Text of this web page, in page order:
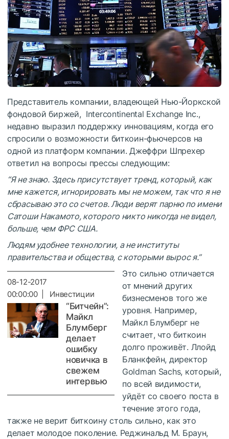
Представитель компании, владеющей Нью-Йоркской
фондовой биржей, Intercontinental Exchange Inc.,
недавно выразил поддержку инновациям, когда его
спросили о возможности биткоин-фьючерсов на
одной из платформ компании. Джеффри Шпрехер
ответил на вопросы прессы следующим:
“Я не знаю. Здесь присутствует тренд, который, как
мне кажется, игнорировать мы не можем, так что я не
сбрасываю это со счетов. Люди верят парню по имени
Сатоши Накамото, которого никто никогда не видел,
больше, чем ФРС США.
Людям удобнее технологии, а не институты
правительства и общества, с которыми вырос я.”
08-12-2017
00:00:00 | Инвестиции
“Битчейн”:
Майкл
Блумберг
делает
ошибку
новичка в
свежем
интервью
Это сильно отличается
от мнений других
бизнесменов того же
уровня. Например,
Майкл Блумберг не
считает, что биткоин
долго проживёт. Ллойд
Бланкфейн, директор
Goldman Sachs, который,
по всей видимости,
уйдёт со своего поста в
течение этого года,
также не верит биткоину столь сильно, как это
делает молодое поколение. Реджинальд М. Браун,